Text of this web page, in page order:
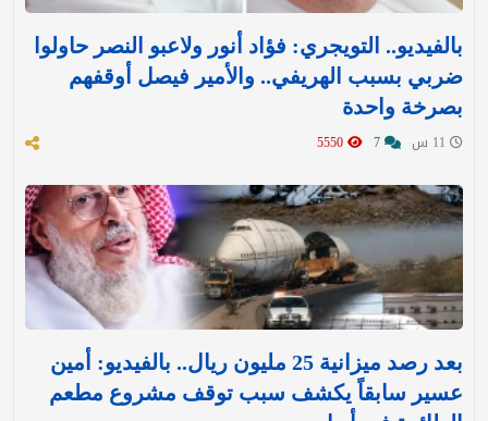
بالفيديو.. التويجري: فؤاد أنور ولاعبو النصر حاولوا
ضربي بسبب الهريفي.. والأمير فيصل أوقفهم
بصرخة واحدة
بعد رصد ميزانية 25 مليون ريال.. بالفيديو: أمين
عسير سابقاً يكشف سبب توقف مشروع مطعم